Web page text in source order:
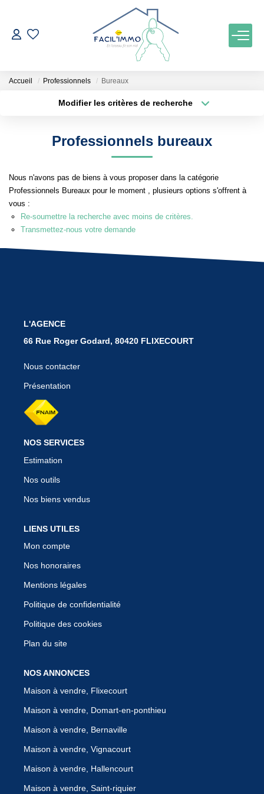
ACCUEIL
Qui Sommes Nous
Notre Équipe
Nos Services
Nos Actualités
Accueil Professionnels Bureaux
Modifier les critères de recherche
Plus de critères Créer une alerte
Professionnels bureaux
Nous n'avons pas de biens à vous proposer dans la catégorie
Professionnels Bureaux pour le moment , plusieurs options s'offrent à
vous :
Re-soumettre la recherche avec moins de critères.
Transmettez-nous votre demande
L'AGENCE
66 Rue Roger Godard, 80420 FLIXECOURT
Nous contacter
Présentation
NOS SERVICES
Estimation
Nos outils
Nos biens vendus
LIENS UTILES
Mon compte
Nos honoraires
Mentions légales
Politique de confidentialité
Politique des cookies
Plan du site
NOS ANNONCES
Maison à vendre, Flixecourt
Maison à vendre, Domart-en-ponthieu
Maison à vendre, Bernaville
Maison à vendre, Vignacourt
Maison à vendre, Hallencourt
Maison à vendre, Saint-riquier